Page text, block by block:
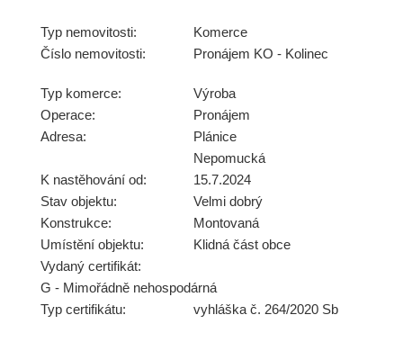
Typ nemovitosti:
Komerce
Číslo nemovitosti:
Pronájem KO - Kolinec
Typ komerce:
Výroba
Operace:
Pronájem
Adresa:
Plánice
Nepomucká
K nastěhování od:
15.7.2024
Stav objektu:
Velmi dobrý
Konstrukce:
Montovaná
Umístění objektu:
Klidná část obce
Vydaný certifikát:
G - Mimořádně nehospodárná
Typ certifikátu:
vyhláška č. 264/2020 Sb